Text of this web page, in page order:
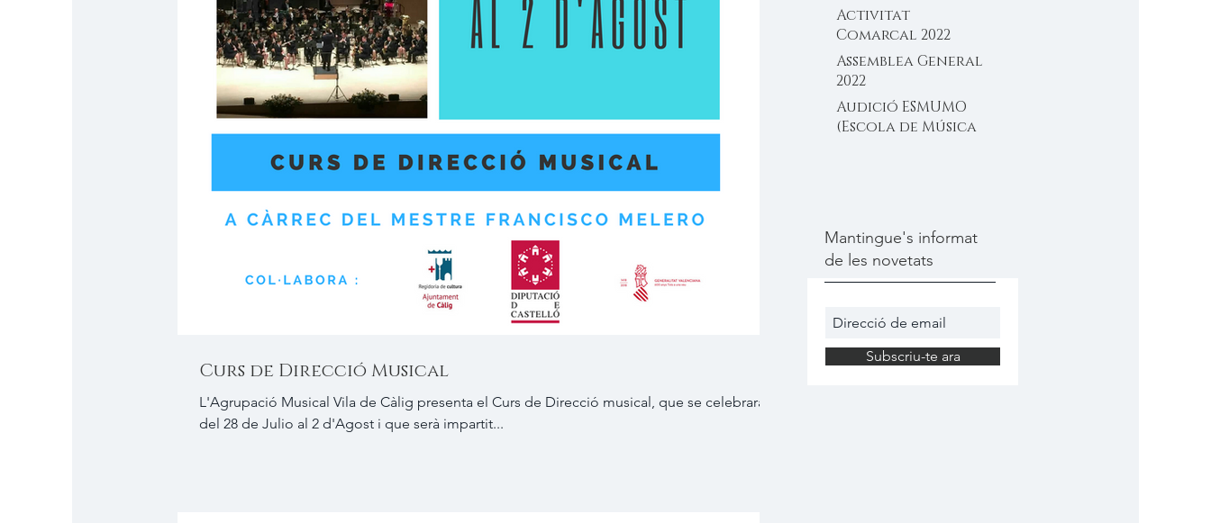
Activitat
Comarcal 2022
Assemblea General
2022
Audició ESMUMO
(Escola de Música
Mantingue's informat
de les novetats
Subscriu-te ara
Curs de Direcció Musical
L'Agrupació Musical Vila de Càlig presenta el Curs de Direcció musical, que se celebrarà
del 28 de Julio al 2 d'Agost i que serà impartit...